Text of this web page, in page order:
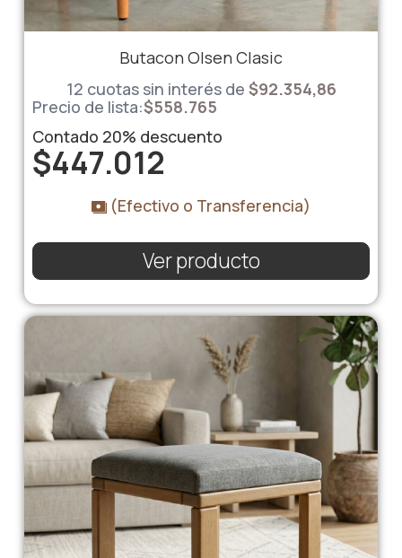
Butacon Olsen Clasic
12 cuotas sin interés de $92.354,86
Precio de lista:$558.765
Contado 20% descuento
$447.012
(Efectivo o Transferencia)
Ver producto